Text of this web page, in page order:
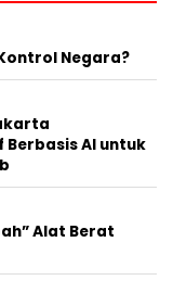
Negara?
AI untuk
Alat Berat